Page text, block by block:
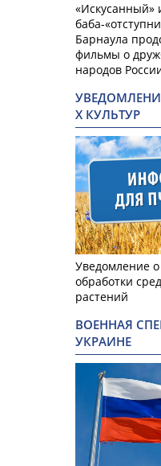
«Искусанный»
баба-
Барнаула
фильмы о
народов
Х КУЛЬТУР
Уведомление
обработки
растений
ВОЕННАЯ
УКРАИНЕ